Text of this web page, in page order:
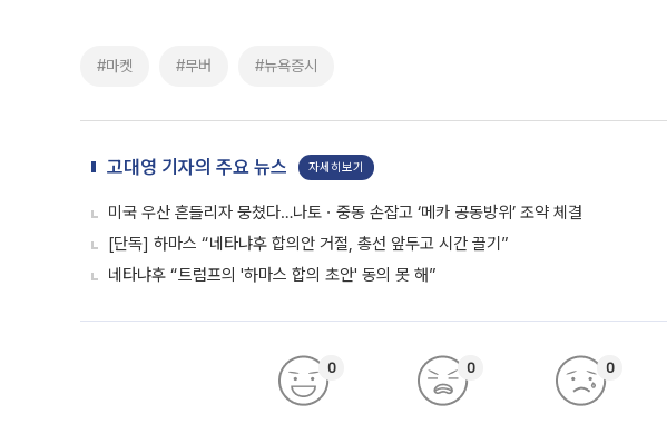
#마켓 #무버 #뉴욕증시
고대영 기자의 주요 뉴스 자세히보기
미국 우산 흔들리자 뭉쳤다…나토ㆍ중동 손잡고 ‘메카 공동방위’ 조약 체결
[단독] 하마스 “네타냐후 합의안 거절, 총선 앞두고 시간 끌기”
네타냐후 “트럼프의 '하마스 합의 초안' 동의 못 해”
0 0 0